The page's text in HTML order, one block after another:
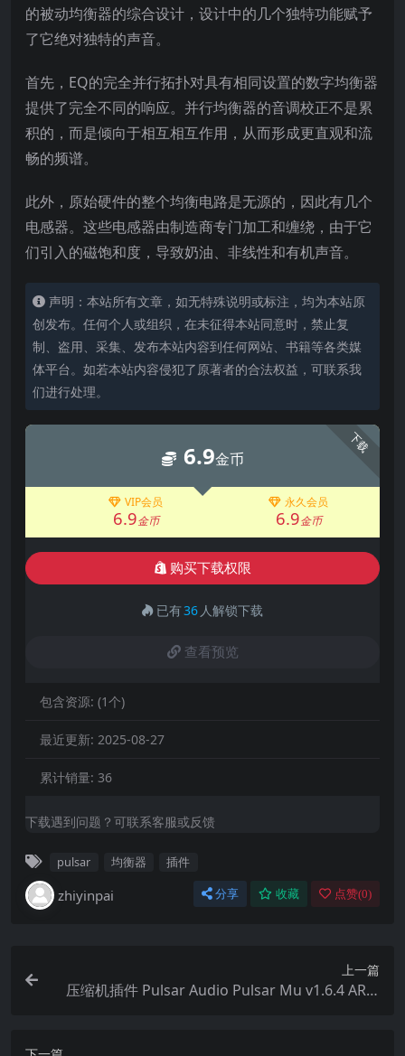
的被动均衡器的综合设计，设计中的几个独特功能赋予
了它绝对独特的声音。
首先，EQ的完全并行拓扑对具有相同设置的数字均衡器
提供了完全不同的响应。并行均衡器的音调校正不是累
积的，而是倾向于相互相互作用，从而形成更直观和流
畅的频谱。
此外，原始硬件的整个均衡电路是无源的，因此有几个
电感器。这些电感器由制造商专门加工和缠绕，由于它
们引入的磁饱和度，导致奶油、非线性和有机声音。
声明：本站所有文章，如无特殊说明或标注，均为本站原
创发布。任何个人或组织，在未征得本站同意时，禁止复
制、盗用、采集、发布本站内容到任何网站、书籍等各类媒
体平台。如若本站内容侵犯了原著者的合法权益，可联系我
们进行处理。
下载
6.9金币
VIP会员
6.9金币
永久会员
6.9金币
购买下载权限
已有36 人解锁下载
查看预览
包含资源: (1个)
最近更新: 2025-08-27
累计销量: 36
下载遇到问题？可联系客服或反馈
pulsar 均衡器 插件
zhiyinpai 分享 收藏 点赞(0)
上一篇
压缩机插件 Pulsar Audio Pulsar Mu v1.6.4 ARM